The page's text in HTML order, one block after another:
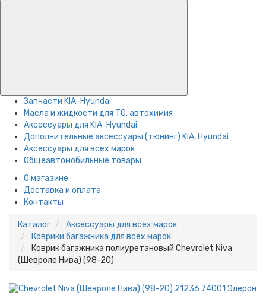
Запчасти KIA-Hyundai
Масла и жидкости для ТО, автохимия
Аксессуары для KIA-Hyundai
Дополнительные аксессуары (тюнинг) KIA, Hyundai
Аксессуары для всех марок
Общеавтомобильные товары
О магазине
Доставка и оплата
Контакты
Каталог
Аксессуары для всех марок
Коврики багажника для всех марок
Коврик багажника полиуретановый Chevrolet Niva
(Шевроле Нива) (98-20)